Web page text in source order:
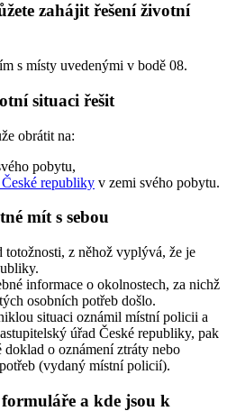
zahájit řešení životní
s místy uvedenými v bodě 08.
situaci řešit
obrátit na:
pobytu,
republiky v zemi svého pobytu.
mít s sebou
totožnosti, z něhož vyplývá, že je
informace o okolnostech, za nichž
osobních potřeb došlo.
situaci oznámil místní policii a
úřad České republiky, pak
o oznámení ztráty nebo
(vydaný místní policií).
a kde jsou k